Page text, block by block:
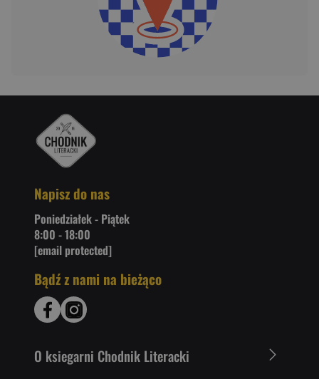
Napisz do nas
Poniedziałek - Piątek
8:00 - 18:00
[email protected]
Bądź z nami na bieżąco
O ksiegarni Chodnik Literacki